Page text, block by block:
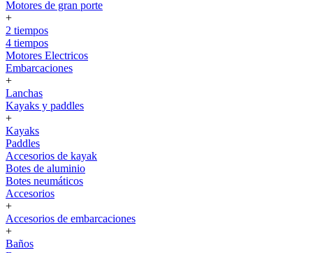
Motores de gran porte
+
2 tiempos
4 tiempos
Motores Electricos
Embarcaciones
+
Lanchas
Kayaks y paddles
+
Kayaks
Paddles
Accesorios de kayak
Botes de aluminio
Botes neumáticos
Accesorios
+
Accesorios de embarcaciones
+
Baños